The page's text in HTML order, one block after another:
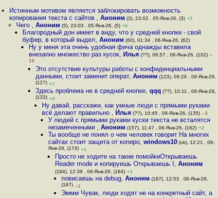
Истинным мотивом является заблокировать возможность
копирования текста с сайтов ,Аноним (3), 23:02 , 05-Янв-26, (3) +3
Чего , Аноним (5), 23:03 , 05-Янв-26, (5) +6
Благородный дон имеет в виду, что у средней кнопки - свой
буфер, в который выдел, Аноним (60), 01:34 , 06-Янв-26, (62)
Ну у меня эта очень удобная фича однажды вставила
внезапно множество раз кусок, Илья (??), 06:57 , 06-Янв-26, (102) –
16
Это отсутствие культуры работы с конфиденциальными
данными, стоит заменит операт, Аноним (123), 09:29 , 06-Янв-26,
(127) +7
Здесь проблема не в средней кнопке, qqq (??), 10:11 , 06-Янв-26,
(133) +4
Ну давай, расскажи, как умные люди с прямыми руками
всё делают правильно , Илья (??), 10:45 , 06-Янв-26, (135) –3
У людей с прямыми руками куски текста не всталятся
незамеченными ,Аноним (157), 11:47 , 06-Янв-26, (162) +2
Ты вообще не понял о чем человек говорит На многих
сайтах стоит защита от копиро,windows10 (ok), 12:21 , 06-
Янв-26, (174) +1
Просто не ходите на такие помойкиОткрываешь
Reader mode и копируешь Открываешь I , Аноним
(184), 12:39 , 06-Янв-26, (184) +1
повисаешь на debug, Аноним (187), 12:53 , 06-Янв-26,
(187) –1
Эммм Чувак, люди ходят не на конкретный сайт, а